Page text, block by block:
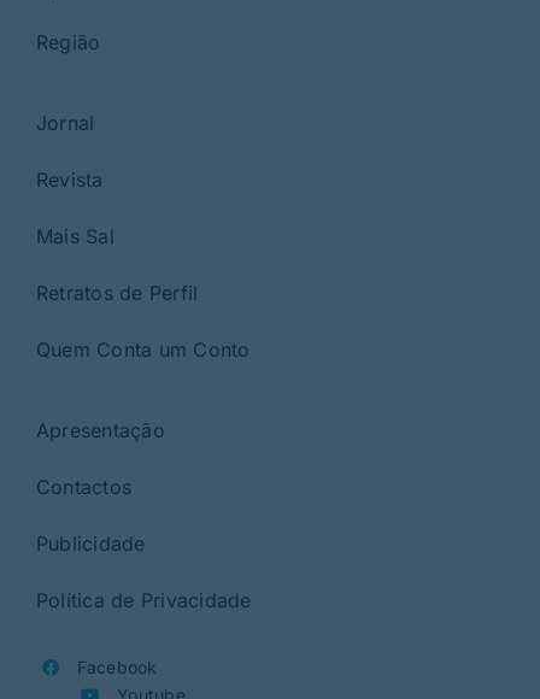
Região
Jornal
Revista
Mais Sal
Retratos de Perfil
Quem Conta um Conto
Apresentação
Contactos
Publicidade
Política de Privacidade
Facebook